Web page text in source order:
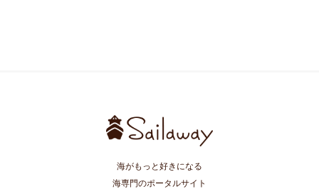
海がもっと好きになる
海専門のポータルサイト